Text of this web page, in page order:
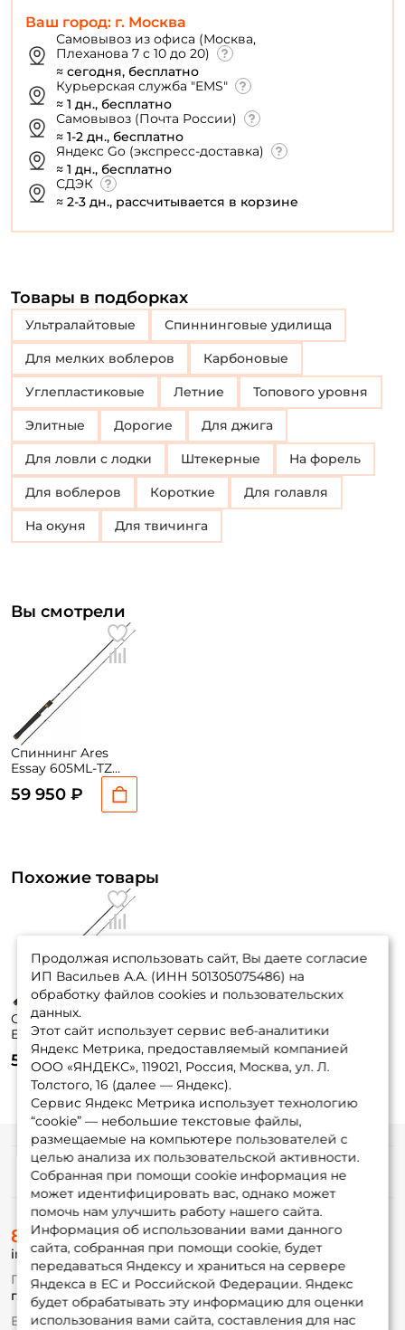
Ваш город: г. Москва
Самовывоз из офиса (Москва,
Плеханова 7 с 10 до 20)
≈ сегодня, бесплатно
Курьерская служба "EMS"
≈ 1 дн., бесплатно
Самовывоз (Почта России)
≈ 1-2 дн., бесплатно
Яндекс Go (экспресс-доставка)
≈ 1 дн., бесплатно
СДЭК
≈ 2-3 дн., рассчитывается в корзине
Товары в подборках
Ультралайтовые Спиннинговые удилища
Для мелких воблеров Карбоновые
Углепластиковые Летние Топового уровня
Элитные Дорогие Для джига
Для ловли с лодки Штекерные на форель
Для воблеров Короткие Для голавля
на окуня для твичинга
Вы смотрели
Спиннинг Ares
Essay 605ML-TZ
59 950 ₽
Похожие товары
Спиннинг Ares
Essay 606M-TZ 0.8-
59 900 ₽
Продолжая использовать сайт, Вы даете согласие
ИП Васильев А.А. (ИНН 501305075486) на
обработку файлов cookies и пользовательских
данных.
Этот сайт использует сервис веб-аналитики
Яндекс Метрика, предоставляемый компанией
ООО «ЯНДЕКС», 119021, Россия, Москва, ул. Л.
Толстого, 16 (далее — Яндекс).
Сервис Яндекс Метрика использует технологию
“cookie” — небольшие текстовые файлы,
размещаемые на компьютере пользователей с
целью анализа их пользовательской активности.
Собранная при помощи cookie информация не
может идентифицировать вас, однако может
помочь нам улучшить работу нашего сайта.
Информация об использовании вами данного
сайта, собранная при помощи cookie, будет
передаваться Яндексу и храниться на сервере
Яндекса в ЕС и Российской Федерации. Яндекс
будет обрабатывать эту информацию для оценки
использования вами сайта, составления для нас
Информация
О магазине
Доставка
Оплата
Fox-bonus
Гуру
8 (495) 532-77-88
info@foxfishing.ru
По вопросам с заказом
г. Москва, ул. Плеханова д.7
Ежедневно 10:00 до 20:00